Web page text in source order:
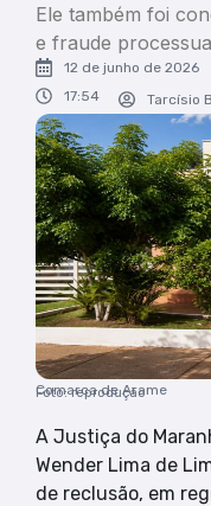
Ele também foi
e fraude
12 de junho de 2026
17:54
Tarcísio
Comarca de Arame
Foto: reprodução
A Justiça do
Wender Lima de
de reclusão, em